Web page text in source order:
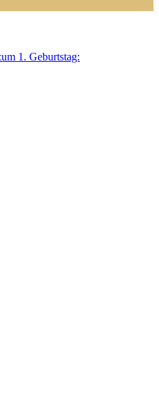
1. Geburtstag: